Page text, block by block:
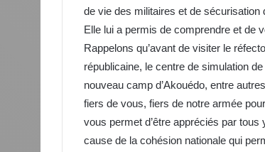
de vie des militaires et de
Elle lui a permis de comprendre et de
Rappelons qu’avant de visiter le
républicaine, le centre de simulation
nouveau camp d’Akouédo, entre
fiers de vous, fiers de notre armée
vous permet d’être appréciés par
cause de la cohésion nationale qui